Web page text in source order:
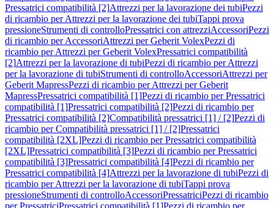
Pressatrici compatibilità [2]Attrezzi per la lavorazione dei tubiPezzi
di ricambio per Attrezzi per la lavorazione dei tubiTappi prova
pressioneStrumenti di controlloPressatrici con attrezziAccessoriPezzi
di ricambio per AccessoriAttrezzi per Geberit VolexPezzi di
ricambio per Attrezzi per Geberit VolexPressatrici compatibilità
[2]Attrezzi per la lavorazione di tubiPezzi di ricambio per Attrezzi
per la lavorazione di tubiStrumenti di controlloAccessoriAttrezzi per
Geberit MapressPezzi di ricambio per Attrezzi per Geberit
MapressPressatrici compatibilità [1]Pezzi di ricambio per Pressatrici
compatibilità [1]Pressatrici compatibilità [2]Pezzi di ricambio per
Pressatrici compatibilità [2]Compatibilità pressatrici [1] / [2]Pezzi di
ricambio per Compatibilità pressatrici [1] / [2]Pressatrici
compatibilità [2XL]Pezzi di ricambio per Pressatrici compatibilità
[2XL]Pressatrici compatibilità [3]Pezzi di ricambio per Pressatrici
compatibilità [3]Pressatrici compatibilità [4]Pezzi di ricambio per
Pressatrici compatibilità [4]Attrezzi per la lavorazione di tubiPezzi di
ricambio per Attrezzi per la lavorazione di tubiTappi prova
pressioneStrumenti di controlloAccessoriPressatriciPezzi di ricambio
per PressatriciPressatrici compatibilità [1]Pezzi di ricambio per